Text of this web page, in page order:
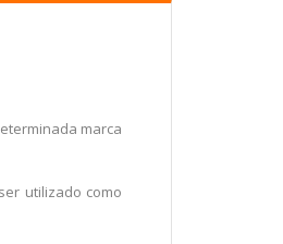
marca
utilizado como